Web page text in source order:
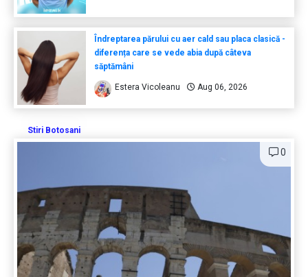
Îndreptarea părului cu aer cald sau placa clasică -
diferența care se vede abia după câteva
săptămâni
Estera Vicoleanu Aug 06, 2026
Stiri Botosani
0